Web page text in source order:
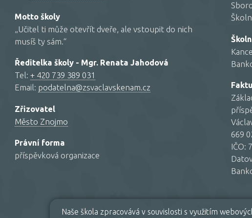
Motto školy
„Učitel ti může otevřít dveře, ale vstoupit do nich
musíš ty sám.“
Ředitelka školy - Mgr. Renata Jahodová
Tel: + 420 739 389 031
Email: podatelna@zsvaclavskenam.cz
Zřizovatel
Město Znojmo
Právní forma
příspěvková organizace
669
IČO:
Naše škola zpracovává v souvislosti s využitím